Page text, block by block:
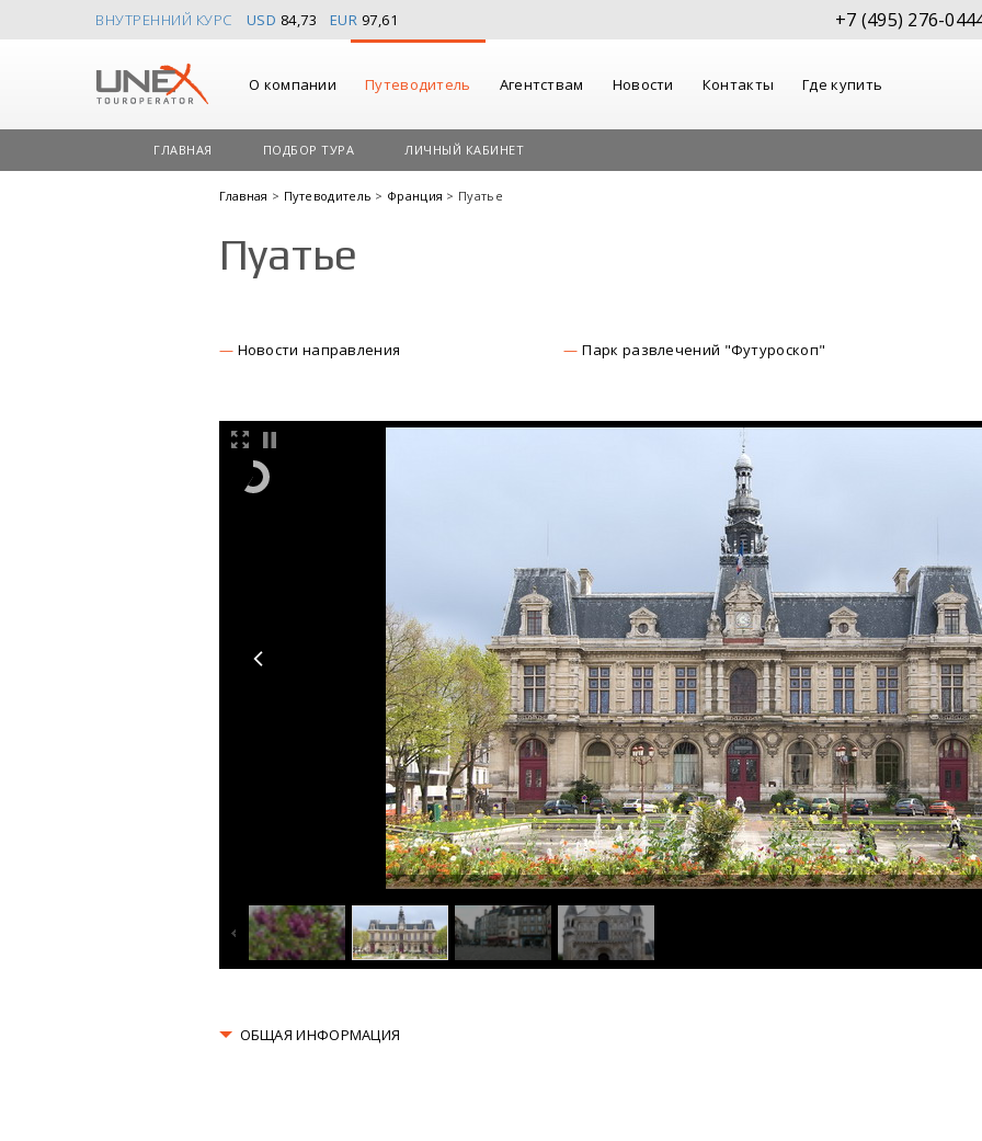
ВНУТРЕННИЙ КУРС USD 84,73 EUR 97,61 +7 (495) 276-
О компании Путеводитель Агентствам Новости Контакты Где купить
ГЛАВНАЯ ПОДБОР ТУРА ЛИЧНЫЙ КАБИНЕТ
Главная > Путеводитель > Франция > Пуатье
Пуатье
Новости направления Парк развлечений "Футуроскоп"
ОБЩАЯ ИНФОРМАЦИЯ